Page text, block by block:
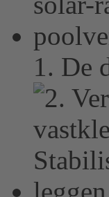
powered by
Consent
Platform&
1. De